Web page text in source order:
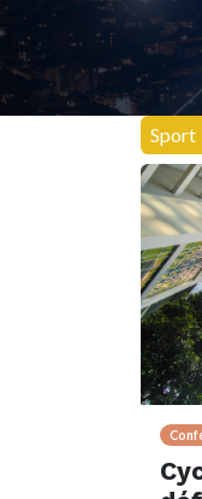
Sport